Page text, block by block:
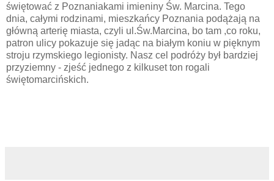
świętować z Poznaniakami imieniny Św. Marcina. Tego
dnia, całymi rodzinami, mieszkańcy Poznania podążają na
główną arterię miasta, czyli ul.Św.Marcina, bo tam ,co roku,
patron ulicy pokazuje się jadąc na białym koniu w pięknym
stroju rzymskiego legionisty. Nasz cel podróży był bardziej
przyziemny - zjeść jednego z kilkuset ton rogali
świętomarcińskich.